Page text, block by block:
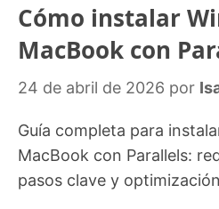
Cómo instalar
MacBook con
24 de abril de 2026 por
Guía completa para
MacBook con Parallels:
pasos clave y